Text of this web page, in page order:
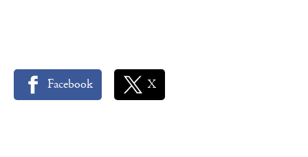
Facebook X